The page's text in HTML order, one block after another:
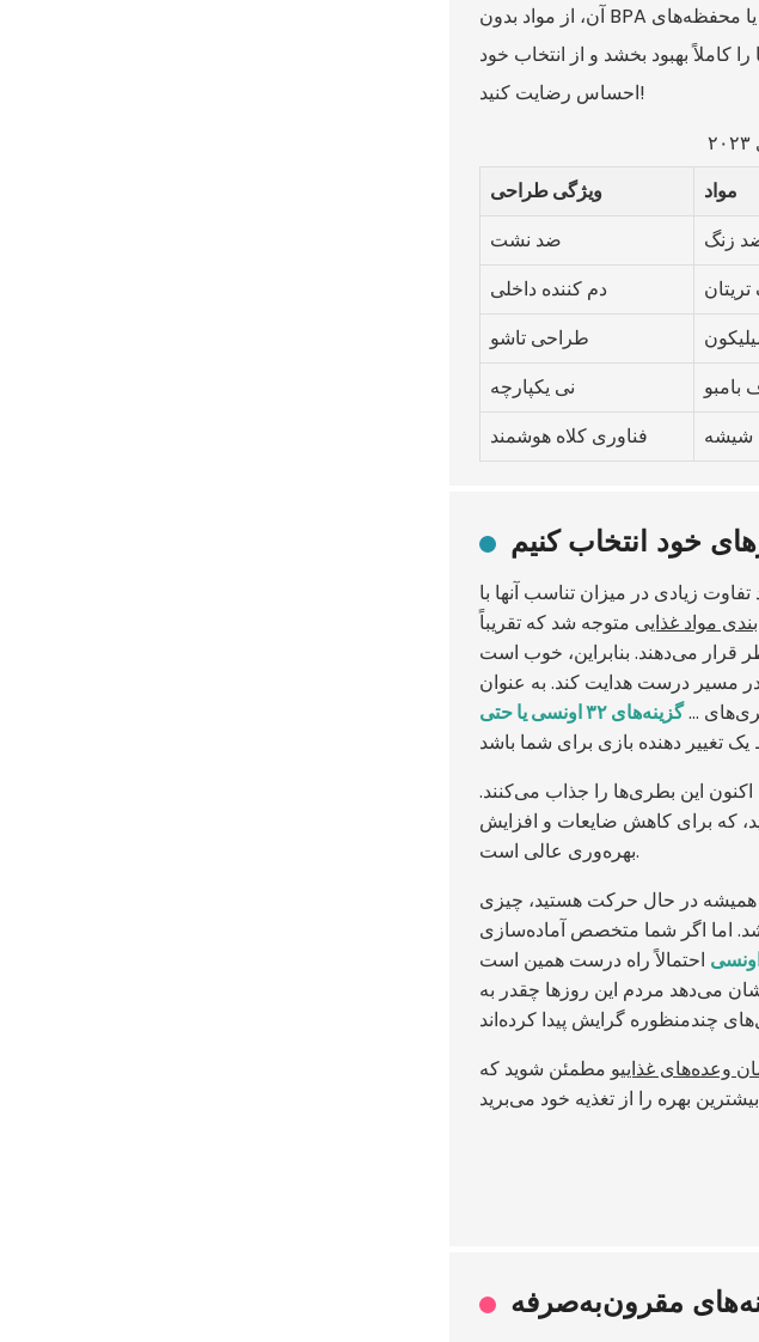
آن، از مواد بدون BPA استفاده کنید. و ویژگی‌هایی مانند عایق‌بندی برای نگه داشتن نوشیدنی‌های شما در دمای مناسب یا محفظه‌های
کاملاً بهبود بخشد و از انتخاب خود
احساس رضایت کنید!
ویژگی طراحی مواد
ضد نشت
زنگ
دم کننده داخلی
طراحی تاشو
نی یکپارچه
بامبو
فناوری کلاه هوشمند
شیشه
خود انتخاب کنیم
زیادی در میزان تناسب آنها با
مواد غذایی متوجه شد که تقریباً
قرار می‌دهند. بنابراین، خوب است
در مسیر درست هدایت کند. به عنوان
...
گزینه‌های ۳۲ اونسی یا حتی
اکنون این بطری‌ها را جذاب می‌کنند.
که برای کاهش ضایعات و افزایش
بهره‌وری عالی است.
همیشه در حال حرکت هستید، چیزی
اما اگر شما متخصص آماده‌سازی
احتمالاً راه درست همین است. Statista حتی
می‌دهد مردم این روزها چقدر به
وعده‌های غذاییو مطمئن شوید که
مقرون‌به‌صرفه